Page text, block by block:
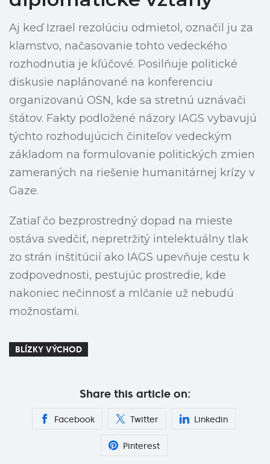
Aj keď Izrael rezolúciu odmietol, označil ju za
klamstvo, načasovanie tohto vedeckého
rozhodnutia je kľúčové. Posilňuje politické
diskusie naplánované na konferenciu
organizovanú OSN, kde sa stretnú uznávači
štátov. Fakty podložené názory IAGS vybavujú
týchto rozhodujúcich činiteľov vedeckým
základom na formulovanie politických zmien
zameraných na riešenie humanitárnej krízy v
Gaze.
Zatiaľ čo bezprostredný dopad na mieste
ostáva svedčiť, nepretržitý intelektuálny tlak
zo strán inštitúcií ako IAGS upevňuje cestu k
zodpovednosti, pestujúc prostredie, kde
nakoniec nečinnosť a mlčanie už nebudú
možnosťami.
BLÍZKY VÝCHOD
Share this article on:
Facebook Twitter Linkedin
Pinterest